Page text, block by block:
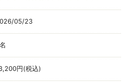
05/23
円(税込)